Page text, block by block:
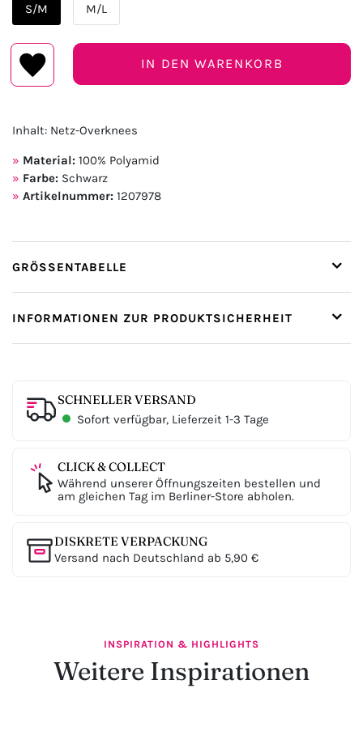
S/M M/L
IN DEN WARENKORB
Inhalt: Netz-Overknees
Material: 100% Polyamid
Farbe: Schwarz
Artikelnummer: 1207978
GRÖSSENTABELLE
INFORMATIONEN ZUR PRODUKTSICHERHEIT
SCHNELLER VERSAND
Sofort verfügbar, Lieferzeit 1-3 Tage
CLICK & COLLECT
Während unserer Öffnungszeiten bestellen und
am gleichen Tag im Berliner-Store abholen.
DISKRETE VERPACKUNG
Versand nach Deutschland ab 5,90 €
INSPIRATION & HIGHLIGHTS
Weitere Inspirationen